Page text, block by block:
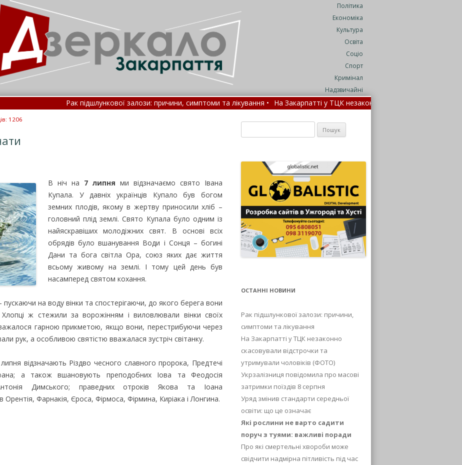
Політика
Економіка
Культура
Освіта
Соціо
Спорт
Кримінал
Надзвичайні
Рак підшлункової залози: причини, симптоми та лікування • На Закарпатті у ТЦК незаконно скасовували відстрочки та
Офіційний курс валют на 8 серпня •
1206
В ніч на 7 липня ми відзначаємо свято Івана
Купала. У давніх українців Купало був богом
земних плодів, якому в жертву приносили хліб –
головний плід землі. Свято Купала було одним із
найяскравіших молодіжних свят. В основі всіх
обрядів було вшанування Води і Сонця – богині
Дани та бога світла Ора, союз яких дає життя
всьому живому на землі. І тому цей день був
насамперед святом кохання.
пускаючи на воду вінки та спостерігаючи, до якого берега вони
ж стежили за ворожінням і виловлювали вінки своїх
гарною прикметою, якщо вони, перестрибуючи через
рук, а особливою святістю вважалася зустріч світанку.
відзначають Різдво чесного славного пророка, Предтечі
а також вшановують преподобних Іова та Феодосія
Димського; праведних отроків Якова та Іоана
Орентія, Фарнакія, Єроса, Фірмоса, Фірмина, Киріака і Лонгина.
ОСТАННІ НОВИНИ
Рак підшлункової залози: причини,
симптоми та лікування
На Закарпатті у ТЦК незаконно
скасовували відстрочки та
утримували чоловіків (ФОТО)
Укрзалізниця повідомила про масові
затримки поїздів 8 серпня
Уряд змінив стандарти середньої
освіти: що це означає
Які рослини не варто садити
поруч з туями: важливі поради
Про які смертельні хвороби може
свідчити надмірна пітливість під час